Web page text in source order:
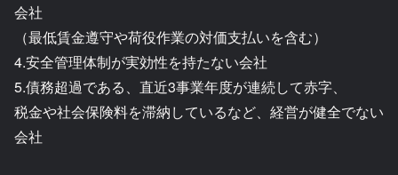
会社
（最低賃金遵守や荷役作業の対価支払いを含む）
4.安全管理体制が実効性を持たない会社
5.債務超過である、直近3事業年度が連続して赤字、
税金や社会保険料を滞納しているなど、経営が健全でない
会社